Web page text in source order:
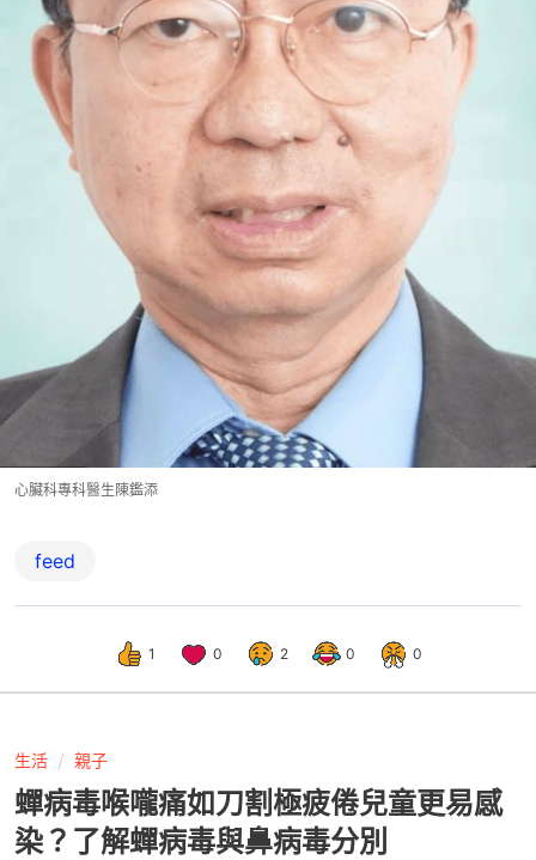
心臟科專科醫生陳鑑添
feed
1 0 2 0 0
生活 親子
蟬病毒喉嚨痛如刀割極疲倦兒童更易感
染？了解蟬病毒與鼻病毒分別